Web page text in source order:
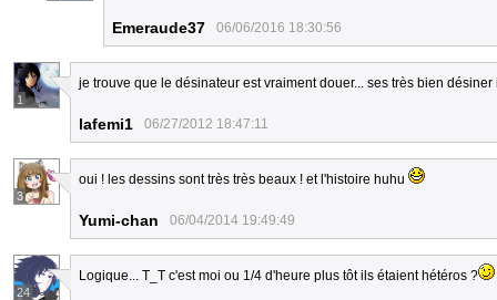
Emeraude37 06/06/2016 18:30:56
1
je trouve que le désinateur est vraiment douer... ses très bien désiner
lafemi1 06/27/2012 18:47:11
3
oui ! les dessins sont très très beaux ! et l'histoire huhu
Yumi-chan 06/04/2014 19:49:49
24
Logique... T_T c'est moi ou 1/4 d'heure plus tôt ils étaient hétéros ?